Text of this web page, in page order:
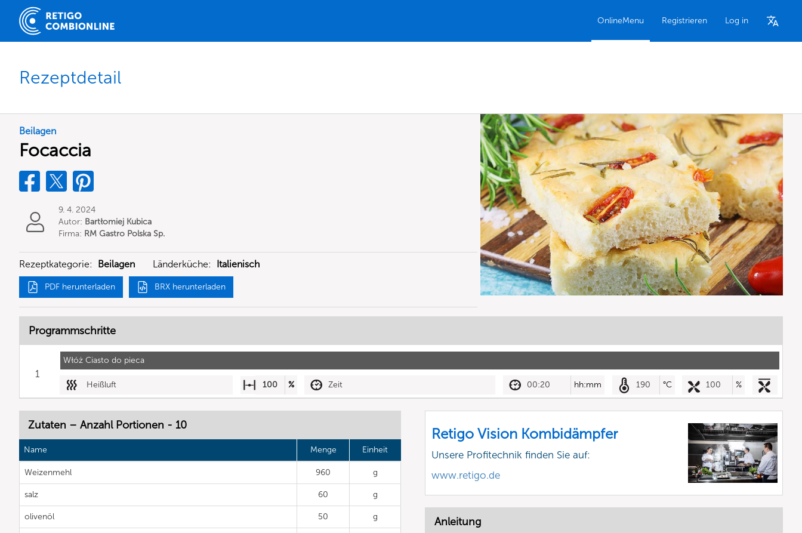
OnlineMenu Registrieren Log in
Rezeptdetail
Beilagen
Focaccia
9. 4. 2024
Autor: Bartłomiej Kubica
Firma: RM Gastro Polska Sp.
Rezeptkategorie: Beilagen Länderküche: Italienisch
PDF herunterladen BRX herunterladen
Programmschritte
Włóż Ciasto do pieca
1
Heißluft 100 % Zeit 00:20 hh:mm 190 °C 100 %
Zutaten – Anzahl Portionen - 10
Name Menge Einheit
Weizenmehl 960 g
salz 60 g
olivenöl 50 g
Retigo Vision Kombidämpfer
Unsere Profitechnik finden Sie auf:
www.retigo.de
Anleitung